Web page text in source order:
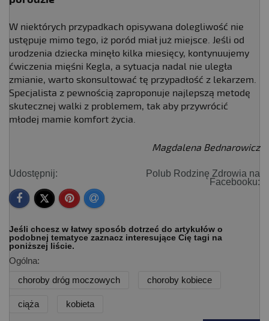
W niektórych przypadkach opisywana dolegliwość nie
ustępuje mimo tego, iż poród miał już miejsce. Jeśli od
urodzenia dziecka minęło kilka miesięcy, kontynuujemy
ćwiczenia mięśni Kegla, a sytuacja nadal nie uległa
zmianie, warto skonsultować tę przypadłość z lekarzem.
Specjalista z pewnością zaproponuje najlepszą metodę
skutecznej walki z problemem, tak aby przywrócić
młodej mamie komfort życia.
Magdalena Bednarowicz
Udostępnij:
Polub Rodzinę Zdrowia na
Facebooku:
Jeśli chcesz w łatwy sposób dotrzeć do artykułów o
podobnej tematyce zaznacz interesujące Cię tagi na
poniższej liście.
Ogólna:
choroby dróg moczowych
choroby kobiece
ciąża kobieta